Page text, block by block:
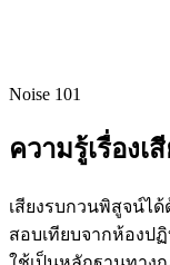
Noise 101
ความรู้เรื่องเ
เสียงรบกวนพิสูจน์ได้
สอบเทียบจากห้องปฏิ